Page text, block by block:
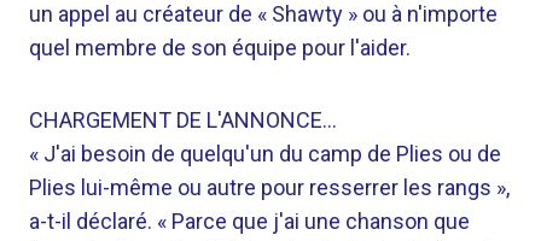
un appel au créateur de « Shawty » ou à n'importe
quel membre de son équipe pour l'aider.
CHARGEMENT DE L'ANNONCE…
« J'ai besoin de quelqu'un du camp de Plies ou de
Plies lui-même ou autre pour resserrer les rangs »,
a-t-il déclaré. « Parce que j'ai une chanson que